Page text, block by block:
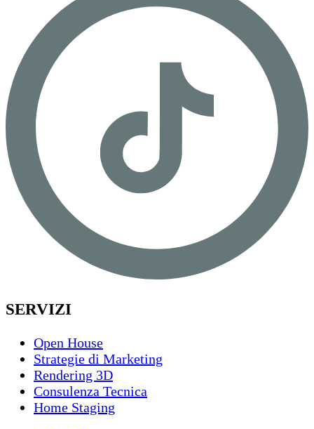
SERVIZI
Open House
Strategie di Marketing
Rendering 3D
Consulenza Tecnica
Home Staging